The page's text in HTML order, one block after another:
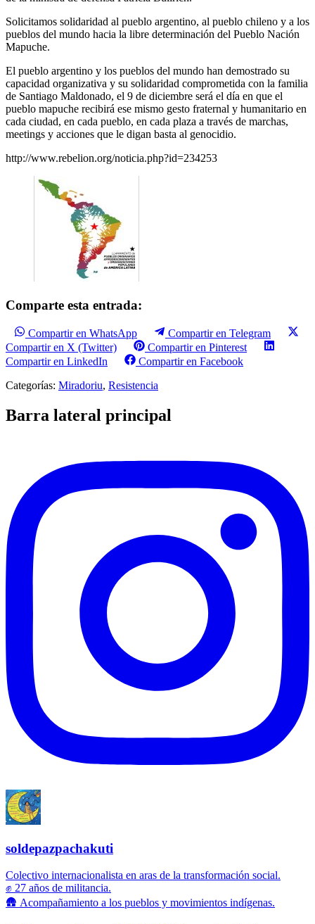
Solicitamos solidaridad al pueblo argentino, al pueblo chileno y a los
pueblos del mundo hacia la libre determinación del Pueblo Nación
Mapuche.
El pueblo argentino y los pueblos del mundo han demostrado su
capacidad organizativa y su solidaridad comprometida con la familia
de Santiago Maldonado, el 9 de diciembre será el día en que el
pueblo mapuche recibirá ese mismo gesto fraternal y humanitario en
cada ciudad, en cada pueblo, en cada plaza a través de marchas,
meetings y acciones que le digan basta al genocidio.
http://www.rebelion.org/noticia.php?id=234253
Comparte esta entrada:
Compartir en WhatsApp
Compartir en Telegram
Compartir en X (Twitter)
Compartir en Pinterest
Compartir en LinkedIn
Compartir en Facebook
Categorías: Miradoriu, Resistencia
Barra lateral principal
soldepazpachakuti
Colectivo internacionalista en aras de la transformación social.
✊ 27 años de militancia.
🛖 Acompañamiento a los pueblos y movimientos indígenas.